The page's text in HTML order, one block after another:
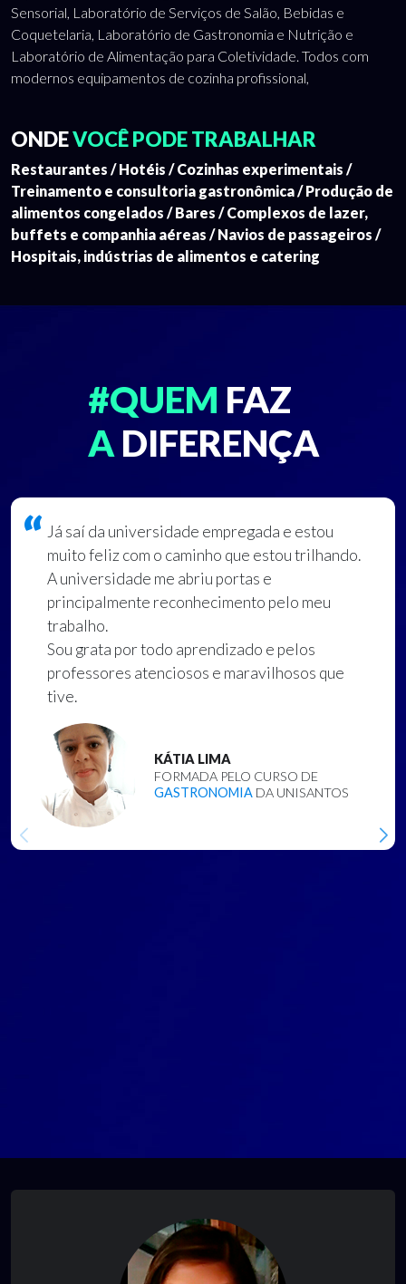
Sensorial, Laboratório de Serviços de Salão, Bebidas e
Coquetelaria, Laboratório de Gastronomia e Nutrição e
Laboratório de Alimentação para Coletividade. Todos com
modernos equipamentos de cozinha profissional,
ONDEVOCÊ PODE TRABALHAR
Restaurantes / Hotéis / Cozinhas experimentais /
Treinamento e consultoria gastronômica / Produção de
alimentos congelados / Bares / Complexos de lazer,
buffets e companhia aéreas / Navios de passageiros /
Hospitais, indústrias de alimentos e catering
#QUEM FAZ
A DIFERENÇA
Já saí da universidade empregada e estou
muito feliz com o caminho que estou trilhando.
A universidade me abriu portas e
principalmente reconhecimento pelo meu
trabalho.
Sou grata por todo aprendizado e pelos
professores atenciosos e maravilhosos que
tive.
KÁTIA LIMA
FORMADA PELO CURSO DE
GASTRONOMIA DA UNISANTOS